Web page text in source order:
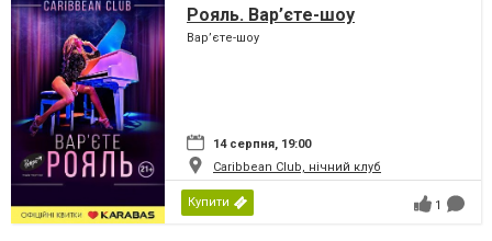
Рояль. Вар’єте-шоу
Вар’єте-шоу
14 серпня, 19:00
Caribbean Club, нічний клуб
Купити 1